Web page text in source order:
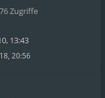
Zugriffe
13:43
20:56